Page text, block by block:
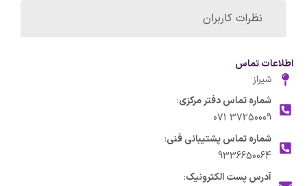
نظرات کاربران
اطلاعات تماس
شیراز
شماره تماس دفتر مرکزی:
37250009 071
شماره تماس پشتیبانی فنی:
9336650064
آدرس پست الکترونیک: